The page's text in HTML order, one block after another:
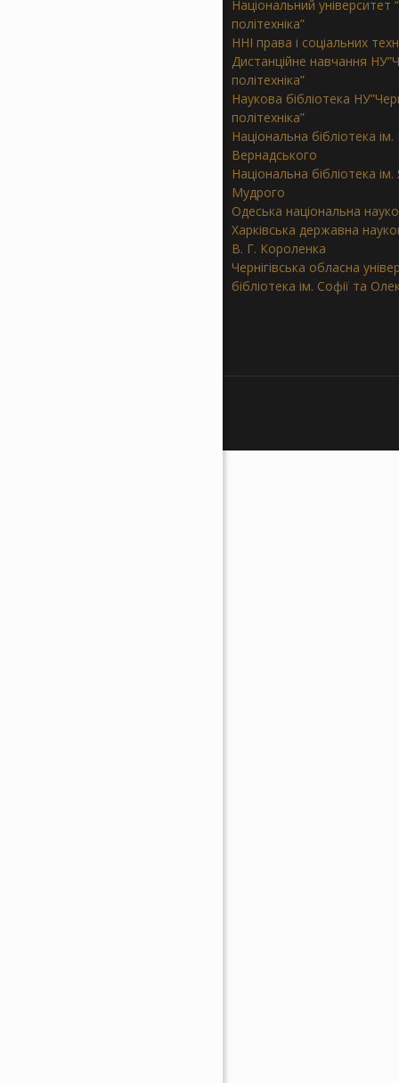
Національний університет
політехніка”
ННІ права і соціальних
Дистанційне навчання
політехніка”
Наукова бібліотека
політехніка”
Національна бібліотека ім.
Вернадського
Національна бібліотека
Мудрого
Одеська національна
Харківська державна
В. Г. Короленка
Чернігівська обласна
бібліотека ім. Софії та